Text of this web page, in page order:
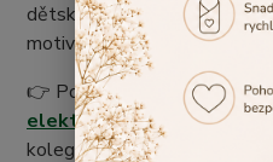
dětské sady nádobí,
motivy.
👉 Pokud vybíráte dárek pro
elektronický dárkový
kolegyni nebo blízkou